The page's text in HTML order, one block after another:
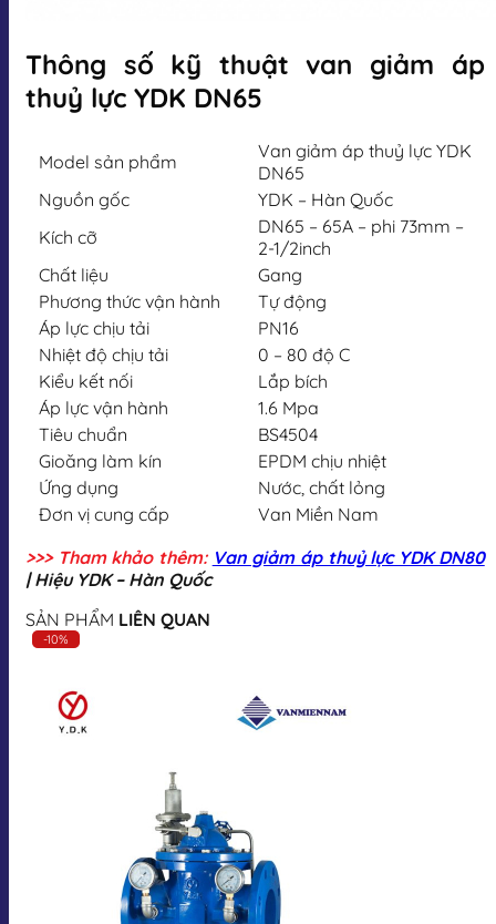
Thông số kỹ thuật van giảm áp
thuỷ lực YDK DN65
Model sản phẩm
Van giảm áp thuỷ lực YDK
DN65
Nguồn gốc
YDK – Hàn Quốc
Kích cỡ
DN65 – 65A – phi 73mm –
2-1/2inch
Chất liệu
Gang
Phương thức vận hành
Tự động
Áp lực chịu tải
PN16
Nhiệt độ chịu tải
0 – 80 độ C
Kiểu kết nối
Lắp bích
Áp lực vận hành
1.6 Mpa
Tiêu chuẩn
BS4504
Gioăng làm kín
EPDM chịu nhiệt
Ứng dụng
Nước, chất lỏng
Đơn vị cung cấp
Van Miền Nam
>>> Tham khảo thêm: Van giảm áp thuỷ lực YDK DN80
| Hiệu YDK – Hàn Quốc
SẢN PHẨM LIÊN QUAN
-10%